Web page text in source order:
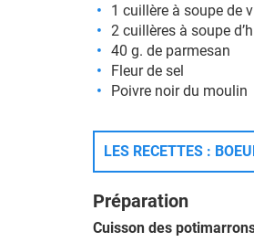
1 cuillère à soupe de
2 cuillères à soupe
40 g. de parmesan
Fleur de sel
Poivre noir du moulin
LES RECETTES :
Préparation
Cuisson des